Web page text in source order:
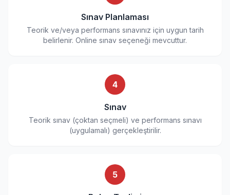
Sınav Planlaması
Teorik ve/veya performans sınavınız için uygun tarih
belirlenir. Online sınav seçeneği mevcuttur.
4
Sınav
Teorik sınav (çoktan seçmeli) ve performans sınavı
(uygulamalı) gerçekleştirilir.
5